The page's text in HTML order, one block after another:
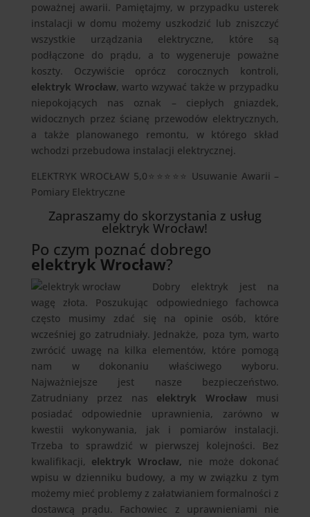
poważnej awarii. Pamiętajmy, w przypadku usterek
instalacji w domu możemy uszkodzić lub zniszczyć
wszystkie urządzania elektryczne, które są
podłączone do prądu, a to wygeneruje poważne
koszty. Oczywiście oprócz corocznych kontroli,
elektryk Wrocław, warto wzywać także w przypadku
niepokojących nas oznak – ciepłych gniazdek,
widocznych przez ścianę przewodów elektrycznych,
a także planowanego remontu, w którego skład
wchodzi przebudowa instalacji elektrycznej.
ELEKTRYK WROCŁAW 5,0⭐⭐⭐⭐⭐ Usuwanie Awarii –
Pomiary Elektryczne
Zapraszamy do skorzystania z usług
elektryk Wrocław!
Po czym poznać dobrego
elektryk Wrocław?
Dobry elektryk jest na
wagę złota. Poszukując odpowiedniego fachowca
często musimy zdać się na opinie osób, które
wcześniej go zatrudniały. Jednakże, poza tym, warto
zwrócić uwagę na kilka elementów, które pomogą
nam w dokonaniu właściwego wyboru.
Najważniejsze jest nasze bezpieczeństwo.
Zatrudniany przez nas elektryk Wrocław musi
posiadać odpowiednie uprawnienia, zarówno w
kwestii wykonywania, jak i pomiarów instalacji.
Trzeba to sprawdzić w pierwszej kolejności. Bez
kwalifikacji, elektryk Wrocław, nie może dokonać
wpisu w dzienniku budowy, a my w związku z tym
możemy mieć problemy z załatwianiem formalności z
dostawcą prądu. Fachowiec z uprawnieniami nie